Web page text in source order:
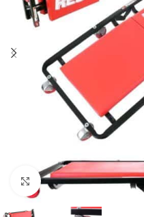
Klikni da uvećaš